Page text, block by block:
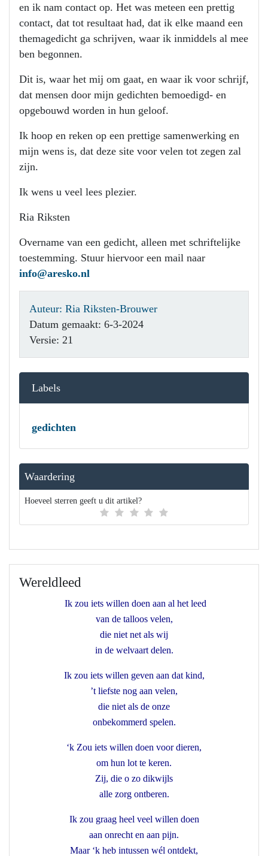
en ik nam contact op. Het was meteen een prettig
contact, dat tot resultaat had, dat ik elke maand een
themagedicht ga schrijven, waar ik inmiddels al mee
ben begonnen.
Dit is, waar het mij om gaat, en waar ik voor schrijf,
dat mensen door mijn gedichten bemoedigd- en
opgebouwd worden in hun geloof.
Ik hoop en reken op een prettige samenwerking en
mijn wens is, dat deze site voor velen tot zegen zal
zijn.
Ik wens u veel lees plezier.
Ria Riksten
Overname van een gedicht, alleen met schriftelijke
toestemming. Stuur hiervoor een mail naar
info@aresko.nl
Auteur: Ria Riksten-Brouwer
Datum gemaakt: 6-3-2024
Versie: 21
Labels
gedichten
Waardering
Hoeveel sterren geeft u dit artikel?
Wereldleed
Ik zou iets willen doen aan al het leed
van de talloos velen,
die niet net als wij
in de welvaart delen.
Ik zou iets willen geven aan dat kind,
’t liefste nog aan velen,
die niet als de onze
onbekommerd spelen.
‘k Zou iets willen doen voor dieren,
om hun lot te keren.
Zij, die o zo dikwijls
alle zorg ontberen.
Ik zou graag heel veel willen doen
aan onrecht en aan pijn.
Maar ‘k heb intussen wél ontdekt,